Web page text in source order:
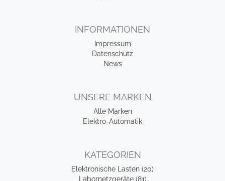
INFORMATIONEN
Impressum
Datenschutz
News
UNSERE MARKEN
Alle Marken
Elektro-Automatik
KATEGORIEN
Elektronische Lasten (20)
Labornetzgeräte (81)